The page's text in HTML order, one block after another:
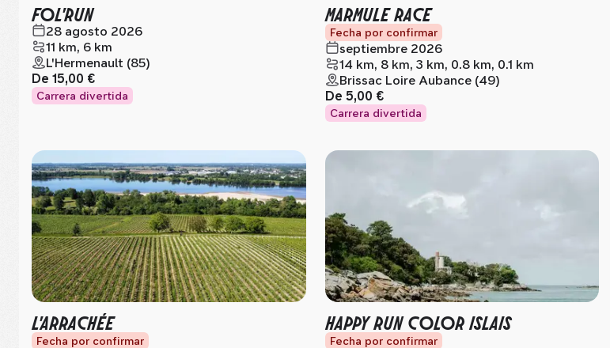
FOL'RUN
28 agosto 2026
11 km, 6 km
L'Hermenault (85)
De 15,00 €
Carrera divertida
MARMULE RACE
Fecha por confirmar
septiembre 2026
14 km, 8 km, 3 km, 0.8 km, 0.1 km
Brissac Loire Aubance (49)
De 5,00 €
Carrera divertida
L'ARRACHÉE
Fecha por confirmar
HAPPY RUN COLOR ISLAIS
Fecha por confirmar